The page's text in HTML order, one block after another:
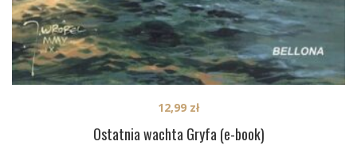
Ostatnia wachta Gryfa (e-book)
12,99 zł